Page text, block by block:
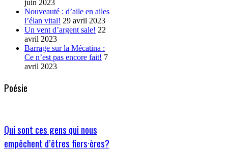
juin 2023
Nouveauté : d’aile en ailes
l’élan vital! 29 avril 2023
Un vent d’argent sale! 22
avril 2023
Barrage sur la Mécatina :
Ce n’est pas encore fait! 7
avril 2023
Poésie
Qui sont ces gens qui nous
empêchent d’êtres fiers·ères?